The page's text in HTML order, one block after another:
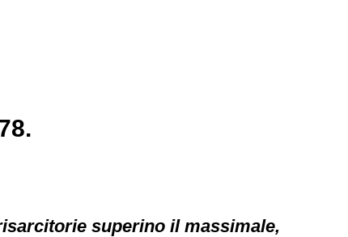
superino il massimale,